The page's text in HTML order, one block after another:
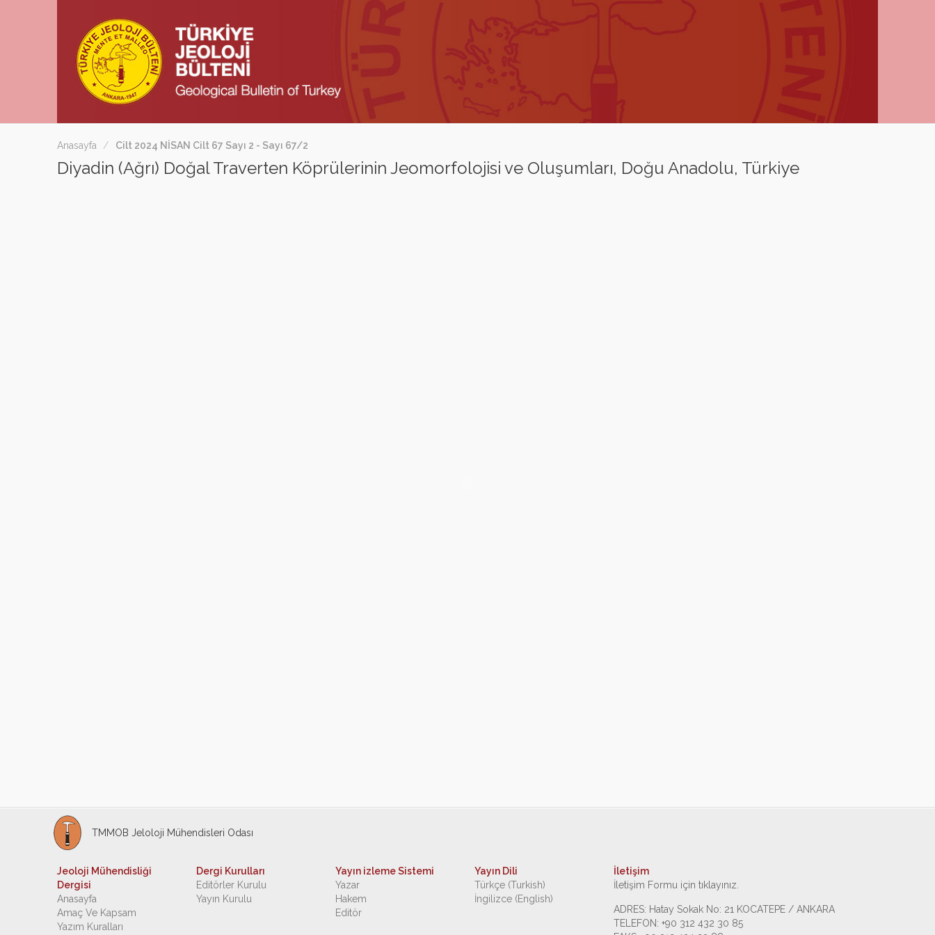
Anasayfa Cilt 2024 NİSAN Cilt 67 Sayı 2 - Sayı 67/2
Diyadin (Ağrı) Doğal Traverten Köprülerinin Jeomorfolojisi ve Oluşumları, Doğu Anadolu, Türkiye
TMMOB Jeloloji Mühendisleri Odası
Jeoloji Mühendisliği
Dergisi
Anasayfa
Amaç Ve Kapsam
Yazım Kuralları
Dergi Kurulları
Editörler Kurulu
Yayın Kurulu
Yayın izleme Sistemi
Yazar
Hakem
Editör
Yayın Dili
Türkçe (Turkish)
İngilizce (English)
İletişim
İletişim Formu için tıklayınız.
ADRES: Hatay Sokak No: 21 KOCATEPE / ANKARA
TELEFON: +90 312 432 30 85